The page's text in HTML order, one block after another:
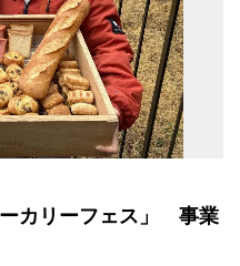
カリーフェス」 事業